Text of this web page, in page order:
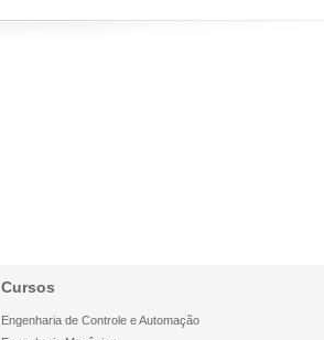
Cursos
Engenharia de Controle e Automação